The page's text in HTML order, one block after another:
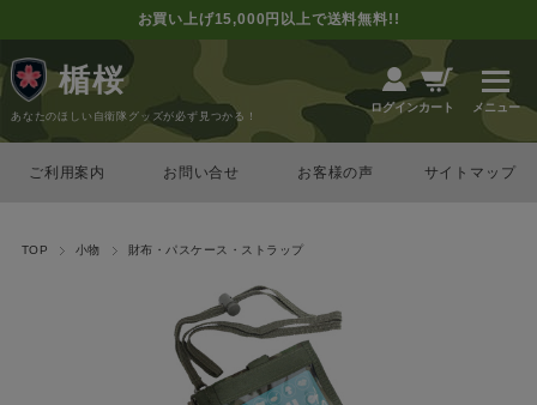
お買い上げ15,000円以上で送料無料!!
楯桜
あなたのほしい自衛隊グッズが必ず見つかる！
ログインカート
ご利用案内 お問い合せ お客様の声 サイトマップ
TOP 小物 財布・パスケース・ストラップ